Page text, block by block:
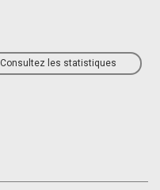
Consultez les statistiques